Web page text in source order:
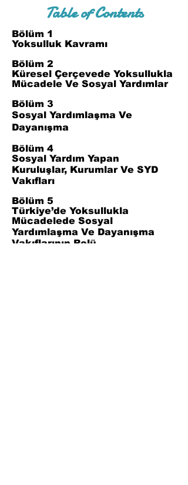
Table of Contents
Bölüm 1
Yoksulluk Kavramı
Bölüm 2
Küresel Çerçevede Yoksullukla
Mücadele Ve Sosyal Yardımlar
Bölüm 3
Sosyal Yardımlaşma Ve
Dayanışma
Bölüm 4
Sosyal Yardım Yapan
Kuruluşlar, Kurumlar Ve SYD
Vakıfları
Bölüm 5
Türkiye’de Yoksullukla
Mücadelede Sosyal
Yardımlaşma Ve Dayanışma
Vakıflarının Rolü